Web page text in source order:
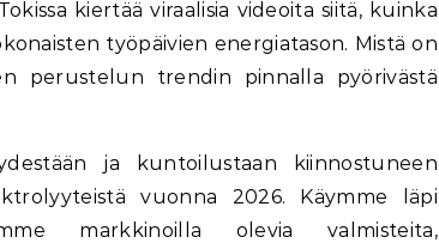
kiertää viraalisia videoita siitä, kuinka
työpäivien energiatason. Mistä on
perustelun trendin pinnalla pyörivästä
ja kuntoilustaan kiinnostuneen
vuonna 2026. Käymme läpi
markkinoilla olevia valmisteita,